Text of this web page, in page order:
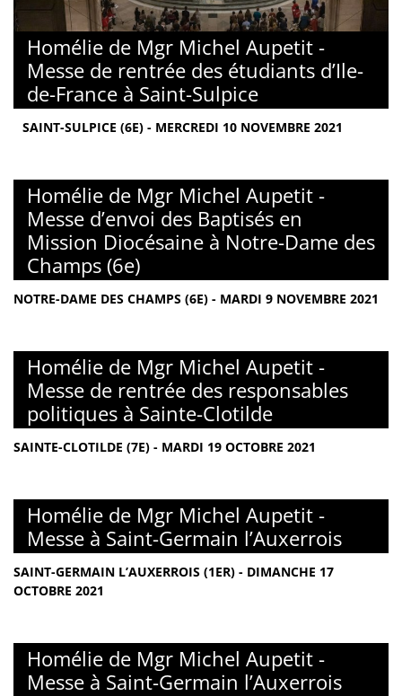
Homélie de Mgr Michel Aupetit -
Messe de rentrée des étudiants d’Ile-
de-France à Saint-Sulpice
SAINT-SULPICE (6E) - MERCREDI 10 NOVEMBRE 2021
Homélie de Mgr Michel Aupetit -
Messe d’envoi des Baptisés en
Mission Diocésaine à Notre-Dame des
Champs (6e)
NOTRE-DAME DES CHAMPS (6E) - MARDI 9 NOVEMBRE 2021
Homélie de Mgr Michel Aupetit -
Messe de rentrée des responsables
politiques à Sainte-Clotilde
SAINTE-CLOTILDE (7E) - MARDI 19 OCTOBRE 2021
Homélie de Mgr Michel Aupetit -
Messe à Saint-Germain l’Auxerrois
SAINT-GERMAIN L’AUXERROIS (1ER) - DIMANCHE 17
OCTOBRE 2021
Homélie de Mgr Michel Aupetit -
Messe à Saint-Germain l’Auxerrois